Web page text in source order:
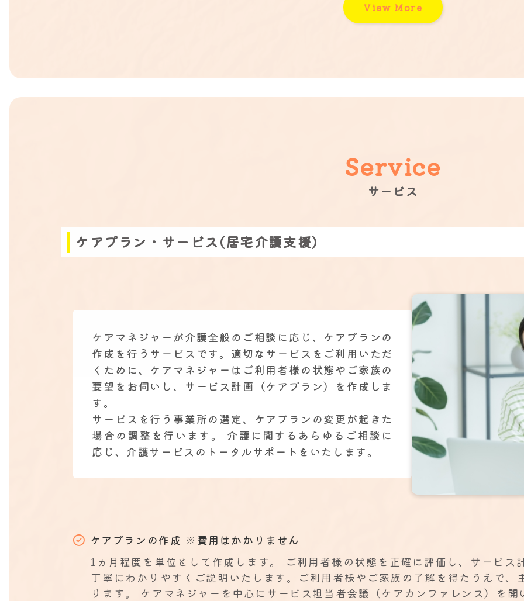
View More
Service
サービス
ケアプラン・サービス(居宅介護支援)
ケアマネジャーが介護全般のご相談に応じ、ケアプランの
作成を行うサービスです。適切なサービスをご利用いただ
くために、ケアマネジャーはご利用者様の状態やご家族の
要望をお伺いし、サービス計画（ケアプラン）を作成しま
す。
サービスを行う事業所の選定、ケアプランの変更が起きた
場合の調整を行います。 介護に関するあらゆるご相談に
応じ、介護サービスのトータルサポートをいたします。
ケアプランの作成 ※費用はかかりません
1ヵ月程度を単位として作成します。 ご利用者様の状態を正確に評価し、サービス
丁寧にわかりやすくご説明いたします。ご利用者様やご家族の了解を得たうえで
ります。 ケアマネジャーを中心にサービス担当者会議（ケアカンファレンス）を